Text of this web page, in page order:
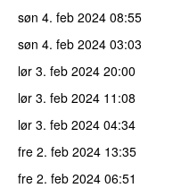
søn 4. feb 2024 08:55
søn 4. feb 2024 03:03
lør 3. feb 2024 20:00
lør 3. feb 2024 11:08
lør 3. feb 2024 04:34
fre 2. feb 2024 13:35
fre 2. feb 2024 06:51